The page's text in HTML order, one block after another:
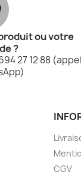
ou votre
?
27 12 88
CGV